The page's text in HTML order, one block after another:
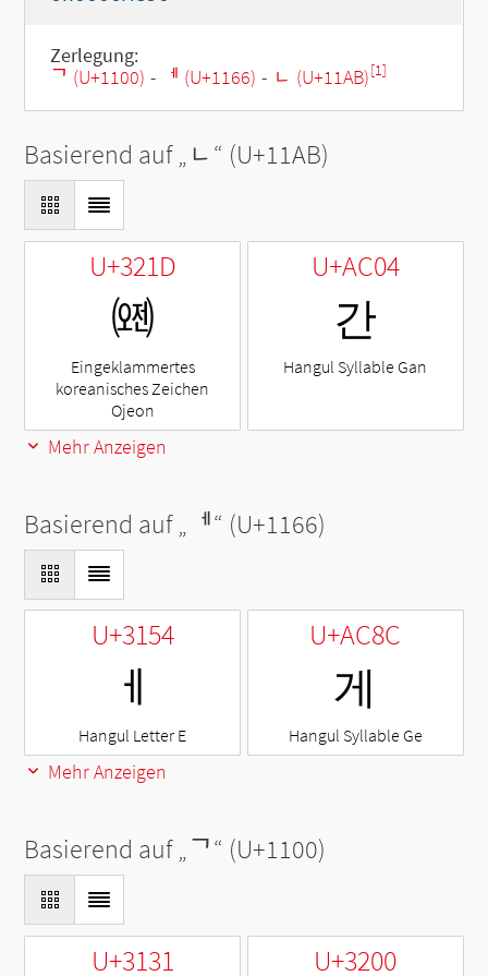
Zerlegung:
ᄀ (U+1100) - ᅦ (U+1166) - ᆫ (U+11AB)[1]
Basierend auf „ ᆫ“ (U+11AB)
U+321D
㈝
Eingeklammertes
koreanisches Zeichen
Ojeon
U+AC04
간
Hangul Syllable Gan
Mehr Anzeigen
Basierend auf „ ᅦ“ (U+1166)
U+3154
ㅔ
Hangul Letter E
U+AC8C
게
Hangul Syllable Ge
Mehr Anzeigen
Basierend auf „ᄀ“ (U+1100)
U+3131 U+3200